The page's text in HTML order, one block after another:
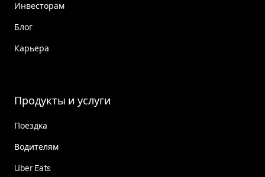
Инвесторам
Блог
Карьера
Продукты и услуги
Поездка
Водителям
Uber Eats